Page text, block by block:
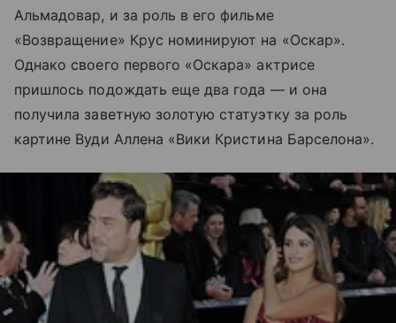
Альмадовар, и за роль в его фильме
«Возвращение» Крус номинируют на «Оскар».
Однако своего первого «Оскара» актрисе
пришлось подождать еще два года — и она
получила заветную золотую статуэтку за роль
картине Вуди Аллена «Вики Кристина Барселона».